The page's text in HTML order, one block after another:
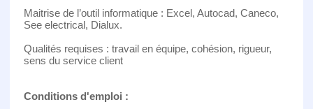
Maitrise de l’outil informatique : Excel, Autocad, Caneco,
See electrical, Dialux.
Qualités requises : travail en équipe, cohésion, rigueur,
sens du service client
Conditions d'emploi :